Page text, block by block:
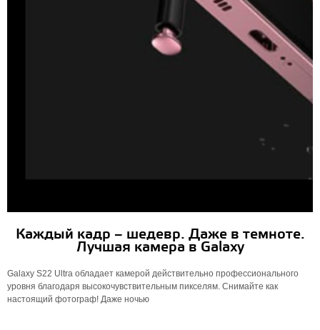
Каждый кадр – шедевр. Даже в темноте.
Лучшая камера в Galaxy
Galaxy S22 Ultra обладает камерой действительно профессионального
уровня благодаря высокочувствительным пикселям. Снимайте как
настоящий фотограф! Даже ночью